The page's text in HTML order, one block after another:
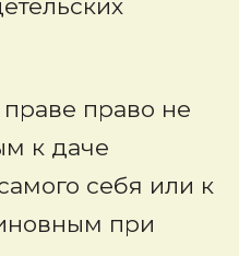
право не
к даче
себя или к
при